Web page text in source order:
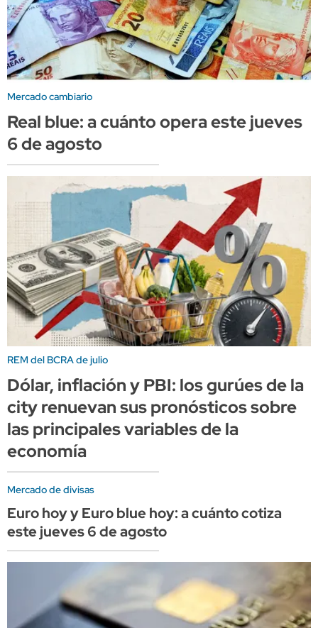
Mercado cambiario
Real blue: a cuánto opera este jueves
6 de agosto
REM del BCRA de julio
Dólar, inflación y PBI: los gurúes de la
city renuevan sus pronósticos sobre
las principales variables de la
economía
Mercado de divisas
Euro hoy y Euro blue hoy: a cuánto cotiza
este jueves 6 de agosto